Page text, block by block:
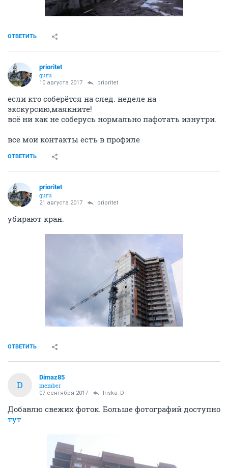
ОТВЕТИТЬ
prioritet
guru
10 августа 2017 prioritet
если кто соберётся на след. неделе на
экскурсию,маякните!
всё ни как не соберусь нормально пафотать изнутри.
все мои контакты есть в профиле
ОТВЕТИТЬ
prioritet
guru
21 августа 2017 prioritet
убирают кран.
ОТВЕТИТЬ
D
Dimaz85
member
07 сентября 2017 Iriska_D
Добавлю свежих фоток. Больше фотографий доступно
тут